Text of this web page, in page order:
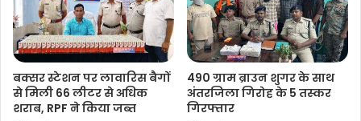
बक्सर स्टेशन पर लावारिस बैगों
से मिली 66 लीटर से अधिक
शराब, RPF ने किया जब्त
490 ग्राम ब्राउन शुगर के साथ
अंतरजिला गिरोह के 5 तस्कर
गिरफ्तार